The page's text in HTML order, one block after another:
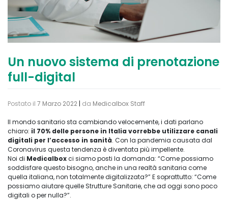
Un nuovo sistema di prenotazione
full-digital
Postato il 7 Marzo 2022 | da Medicalbox Staff
Il mondo sanitario sta cambiando velocemente, i dati parlano
chiaro: il 70% delle persone in Italia vorrebbe utilizzare canali
digitali per l’accesso in sanità. Con la pandemia causata dal
Coronavirus questa tendenza è diventata più impellente.
Noi di Medicalboxci siamo posti la domanda: “Come possiamo
soddisfare questo bisogno, anche in una realtà sanitaria come
quella italiana, non totalmente digitalizzata?” E soprattutto: “Come
possiamo aiutare quelle Strutture Sanitarie, che ad oggi sono poco
digitali o per nulla?”.